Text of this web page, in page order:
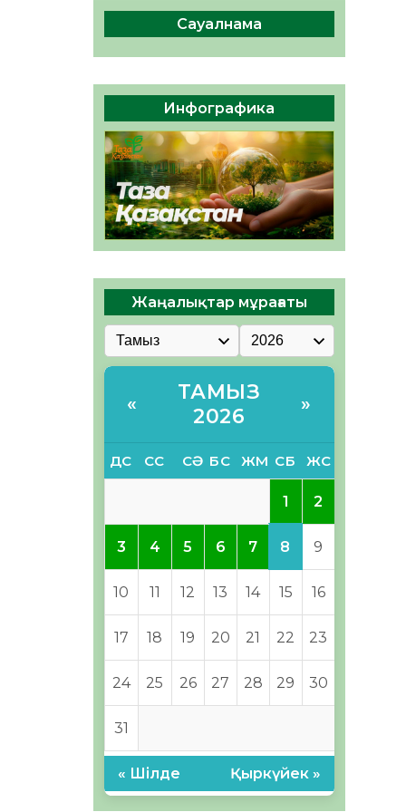
Руслан Рүстемұлы облыс
әкімінің кеңесшісі болып
тағайындалды
05.08.2026
46 0
Сауалнама
Инфографика
Жаңалықтар мұрағаты
«
ТАМЫЗ
2026
»
ДС СС СӘ БС ЖМ СБ ЖС
1 2
3 4 5 6 7 8 9
10 11 12 13 14 15 16
17 18 19 20 21 22 23
24 25 26 27 28 29 30
31
« Шілде Қыркүйек »